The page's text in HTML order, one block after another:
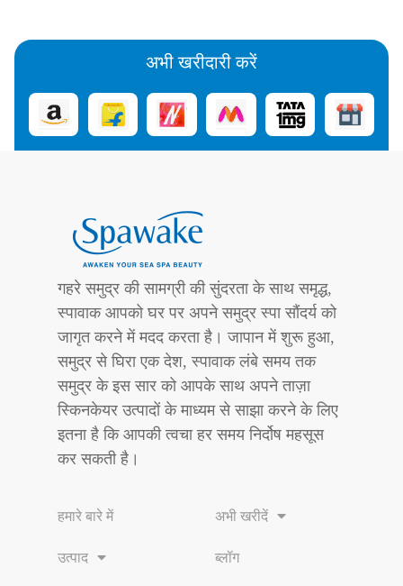
अभी खरीदारी करें
गहरे समुद्र की सामग्री की सुंदरता के साथ समृद्ध,
स्पावाक आपको घर पर अपने समुद्र स्पा सौंदर्य को
जागृत करने में मदद करता है। जापान में शुरू हुआ,
समुद्र से घिरा एक देश, स्पावाक लंबे समय तक
समुद्र के इस सार को आपके साथ अपने ताज़ा
स्किनकेयर उत्पादों के माध्यम से साझा करने के लिए
इतना है कि आपकी त्वचा हर समय निर्दोष महसूस
कर सकती है।
हमारे बारे में
उत्पाद
अभी खरीदें
ब्लॉग